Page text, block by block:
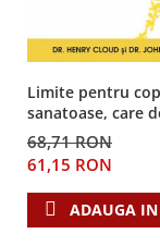
Limite pentru
sanatoase, care
copii sanatosi
68,71 RON
61,15 RON
ADAUGA IN